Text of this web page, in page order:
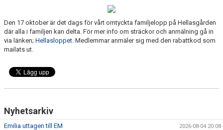
FÖR TRÄNARE
FÖR MEDLEMMAR
RESULTAT - STATISTIK
BOKNING
Den 17 oktober är det dags för vårt omtyckta familjelopp på Hellasgården
där alla i familjen kan delta. För mer info om sträckor och anmälning gå in
via länken; Hellasloppet. Medlemmar anmäler sig med den rabattkod som
mailats ut.
Nyhetsarkiv
Emilia uttagen till EM 2026-08-04 20:08